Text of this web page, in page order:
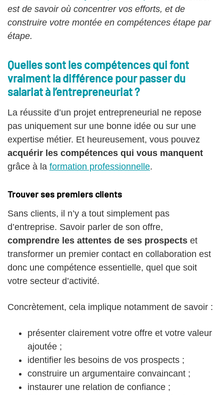
est de savoir où concentrer vos efforts, et de
construire votre montée en compétences étape par
étape.
Quelles sont les compétences qui font
vraiment la différence pour passer du
salariat à l’entrepreneuriat ?
La réussite d’un projet entrepreneurial ne repose
pas uniquement sur une bonne idée ou sur une
expertise métier. Et heureusement, vous pouvez
acquérir les compétences qui vous manquent
grâce à la formation professionnelle.
Trouver ses premiers clients
Sans clients, il n’y a tout simplement pas
d’entreprise. Savoir parler de son offre,
comprendre les attentes de ses prospects et
transformer un premier contact en collaboration est
donc une compétence essentielle, quel que soit
votre secteur d’activité.
Concrètement, cela implique notamment de savoir :
présenter clairement votre offre et votre valeur
ajoutée ;
identifier les besoins de vos prospects ;
construire un argumentaire convaincant ;
instaurer une relation de confiance ;